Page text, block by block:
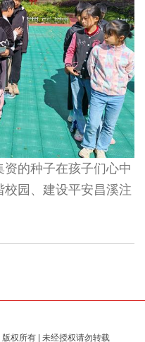
的种子在孩子们心中
园、建设平安昌溪注
权所有 | 未经授权请勿转载